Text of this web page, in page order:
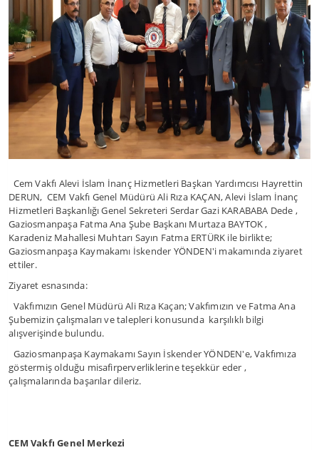
Cem Vakfı Alevi İslam İnanç Hizmetleri Başkan Yardımcısı Hayrettin
DERUN, CEM Vakfı Genel Müdürü Ali Rıza KAÇAN, Alevi İslam İnanç
Hizmetleri Başkanlığı Genel Sekreteri Serdar Gazi KARABABA Dede ,
Gaziosmanpaşa Fatma Ana Şube Başkanı Murtaza BAYTOK ,
Karadeniz Mahallesi Muhtarı Sayın Fatma ERTÜRK ile birlikte;
Gaziosmanpaşa Kaymakamı İskender YÖNDEN'i makamında ziyaret
ettiler.
Ziyaret esnasında:
Vakfımızın Genel Müdürü Ali Rıza Kaçan; Vakfımızın ve Fatma Ana
Şubemizin çalışmaları ve talepleri konusunda karşılıklı bilgi
alışverişinde bulundu.
Gaziosmanpaşa Kaymakamı Sayın İskender YÖNDEN'e, Vakfımıza
göstermiş olduğu misafirperverliklerine teşekkür eder ,
çalışmalarında başarılar dileriz.
CEM Vakfı Genel Merkezi